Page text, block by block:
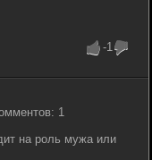
-1
1
на роль мужа или